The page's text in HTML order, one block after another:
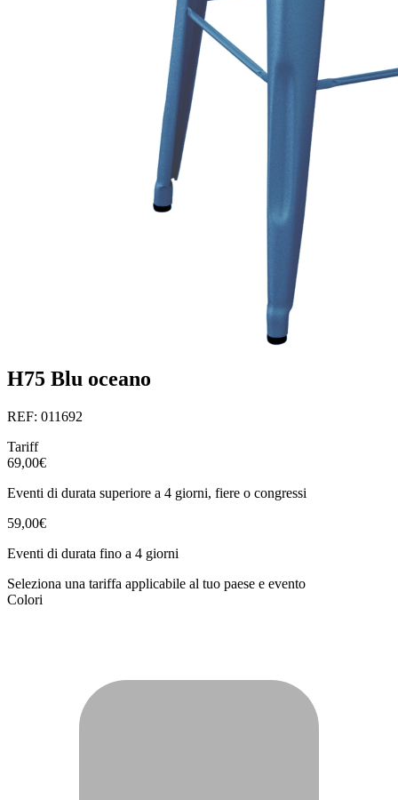
H75 Blu oceano
REF: 011692
Tariff
69,00€
Eventi di durata superiore a 4 giorni, fiere o congressi
59,00€
Eventi di durata fino a 4 giorni
Seleziona una tariffa applicabile al tuo paese e evento
Colori